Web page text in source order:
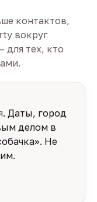
контактов,
вокруг
для тех, кто
. Даты, город
делом в
Не